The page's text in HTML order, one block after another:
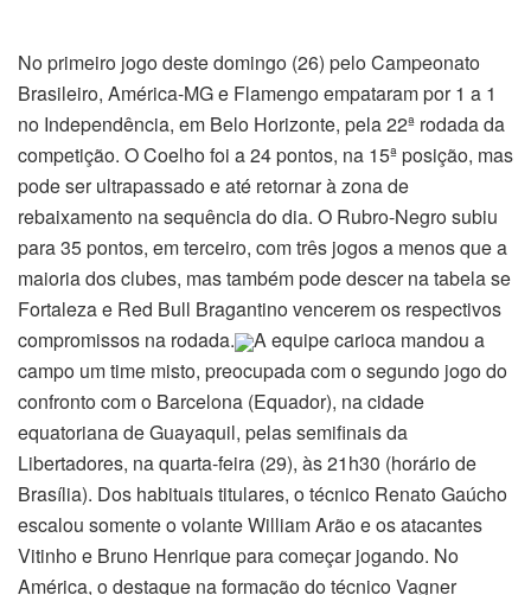
No primeiro jogo deste domingo (26) pelo Campeonato
Brasileiro, América-MG e Flamengo empataram por 1 a 1
no Independência, em Belo Horizonte, pela 22ª rodada da
competição. O Coelho foi a 24 pontos, na 15ª posição, mas
pode ser ultrapassado e até retornar à zona de
rebaixamento na sequência do dia. O Rubro-Negro subiu
para 35 pontos, em terceiro, com três jogos a menos que a
maioria dos clubes, mas também pode descer na tabela se
Fortaleza e Red Bull Bragantino vencerem os respectivos
compromissos na rodada.
A equipe carioca mandou a
campo um time misto, preocupada com o segundo jogo do
confronto com o Barcelona (Equador), na cidade
equatoriana de Guayaquil, pelas semifinais da
Libertadores, na quarta-feira (29), às 21h30 (horário de
Brasília). Dos habituais titulares, o técnico Renato Gaúcho
escalou somente o volante William Arão e os atacantes
Vitinho e Bruno Henrique para começar jogando. No
América, o destaque na formação do técnico Vagner